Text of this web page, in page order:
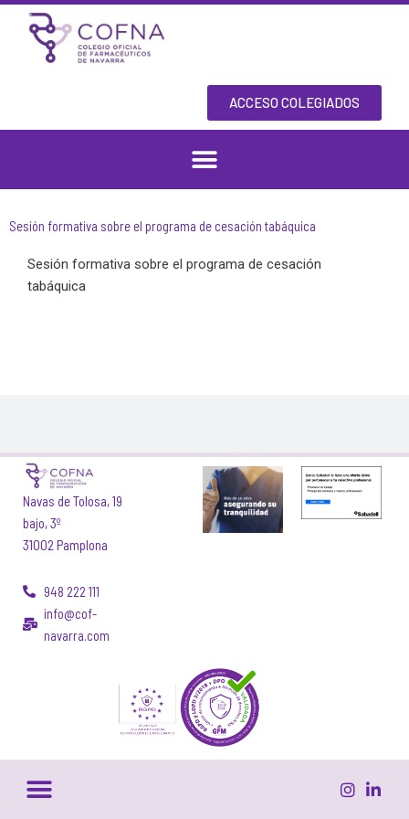
Skip
content
ACCESO COLEGIADOS
Sesión formativa sobre el programa de cesación tabáquica
Sesión formativa sobre el programa de cesación
tabáquica
Navas de Tolosa, 19
bajo, 3º
31002 Pamplona
948 222 111
info@cof-
navarra.com